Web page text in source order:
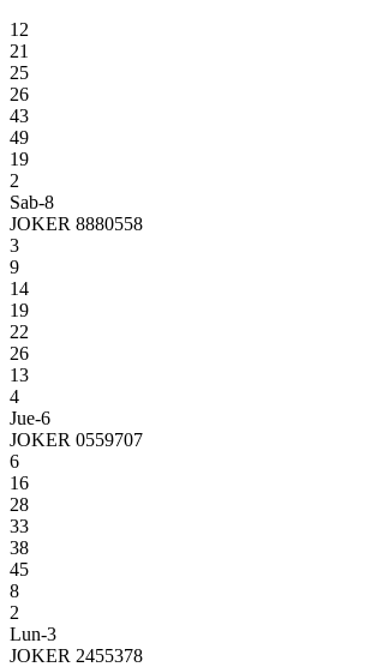
12
21
25
26
43
49
19
2
Sab-8
JOKER 8880558
3
9
14
19
22
26
13
4
Jue-6
JOKER 0559707
6
16
28
33
38
45
8
2
Lun-3
JOKER 2455378